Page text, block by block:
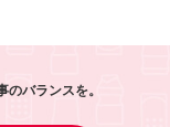
バランスを。